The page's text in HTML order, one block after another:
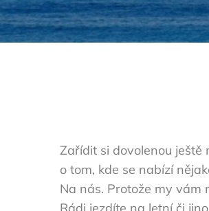
Zařídit si dovolenou ještě
o tom, kde se nabízí
Na nás. Protože my vám